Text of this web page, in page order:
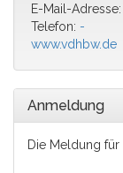
E-Mail-Adresse:
Telefon: -
www.vdhbw.de
Anmeldung
Die Meldung